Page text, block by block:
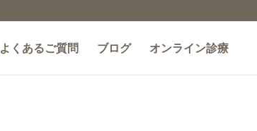
よくあるご質問 ブログ オンライン診療